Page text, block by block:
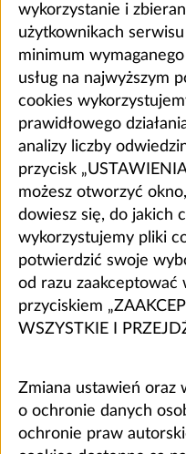
wykorzystanie i
użytkownikach
minimum
usług na najwyższym
cookies
prawidłowego
analizy liczby
przycisk
możesz otworzyć
dowiesz się, do jakich
wykorzystujemy pliki
potwierdzić swoje
od razu zaakceptować
przyciskiem
WSZYSTKIE I
Zmiana ustawień oraz
o ochronie danych
ochronie praw